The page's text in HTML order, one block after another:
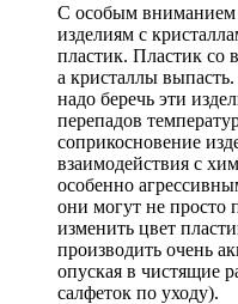
С особым вниманием
изделиям с
пластик. Пластик со
а кристаллы
надо беречь эти
перепадов
соприкосновение
взаимодействия с
особенно
они могут не просто
изменить цвет
производить очень
опуская в чистящие
салфеток по уходу).